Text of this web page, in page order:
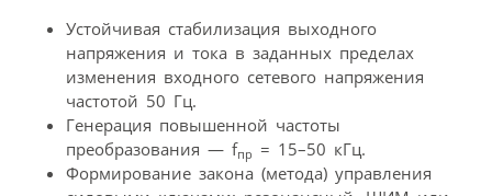
Устойчивая стабилизация выходного
напряжения и тока в заданных пределах
изменения входного сетевого напряжения
частотой 50 Гц.
Генерация повышенной частоты
преобразования — fпр = 15–50 кГц.
Формирование закона (метода) управления